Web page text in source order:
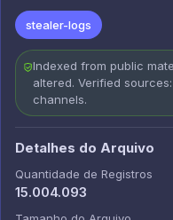
stealer-logs
Indexed from public
altered. Verified
channels.
Detalhes do Arquivo
Quantidade de Registros
15.004.093